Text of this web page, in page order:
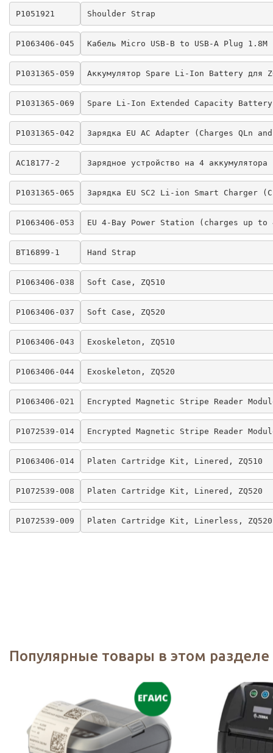
P1051921 Shoulder Strap
P1063406-045 Кабель Micro USB-B to USB-A Plug 1.8M
P1031365-059 Аккумулятор Spare Li-Ion Battery для
P1031365-069 Spare Li-Ion Extended Capacity
P1031365-042 Зарядка EU AC Adapter (Charges
AC18177-2 Зарядное устройство на 4
P1031365-065 Зарядка EU SC2 Li-ion Smart Charger
P1063406-053 EU 4-Bay Power Station (charges up
BT16899-1 Hand Strap
P1063406-038 Soft Case, ZQ510
P1063406-037 Soft Case, ZQ520
P1063406-043 Exoskeleton, ZQ510
P1063406-044 Exoskeleton, ZQ520
P1063406-021 Encrypted Magnetic Stripe Reader
P1072539-014 Encrypted Magnetic Stripe Reader
P1063406-014 Platen Cartridge Kit, Linered, ZQ510
P1072539-008 Platen Cartridge Kit, Linered, ZQ520
P1072539-009 Platen Cartridge Kit, Linerless, ZQ520
Популярные товары в этом разделе